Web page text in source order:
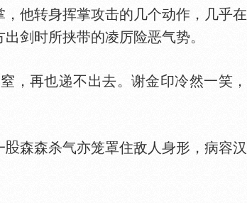
他转身挥掌攻击的几个动作，几乎在
剑时所挟带的凌厉险恶气势。
，再也递不出去。谢金印冷然一笑，
森森杀气亦笼罩住敌人身形，病容汉